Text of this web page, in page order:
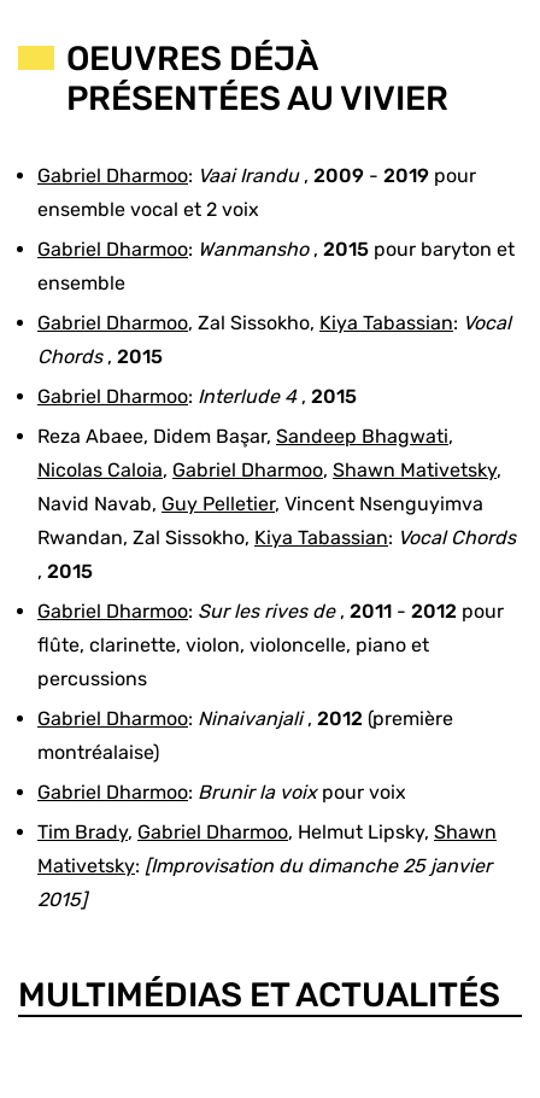
OEUVRES DÉJÀ
PRÉSENTÉES AU VIVIER
Gabriel Dharmoo: Vaai Irandu, 2009 - 2019 pour
ensemble vocal et 2 voix
Gabriel Dharmoo: Wanmansho, 2015 pour baryton et
ensemble
Gabriel Dharmoo, Zal Sissokho, Kiya Tabassian: Vocal
Chords, 2015
Gabriel Dharmoo: Interlude 4, 2015
Reza Abaee, Didem Başar, Sandeep Bhagwati,
Nicolas Caloia, Gabriel Dharmoo, Shawn Mativetsky,
Navid Navab, Guy Pelletier, Vincent Nsenguyimva
Rwandan, Zal Sissokho, Kiya Tabassian: Vocal Chords
, 2015
Gabriel Dharmoo: Sur les rives de, 2011 - 2012 pour
flûte, clarinette, violon, violoncelle, piano et
percussions
Gabriel Dharmoo: Ninaivanjali, 2012 (première
montréalaise)
Gabriel Dharmoo: Brunir la voixpour voix
Tim Brady, Gabriel Dharmoo, Helmut Lipsky, Shawn
Mativetsky: [Improvisation du dimanche 25 janvier
2015]
MULTIMÉDIAS ET ACTUALITÉS